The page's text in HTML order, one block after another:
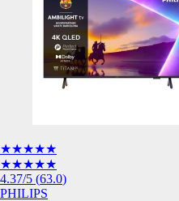
★★★★★
★★★★★
4.37/5 (63.0)
PHILIPS